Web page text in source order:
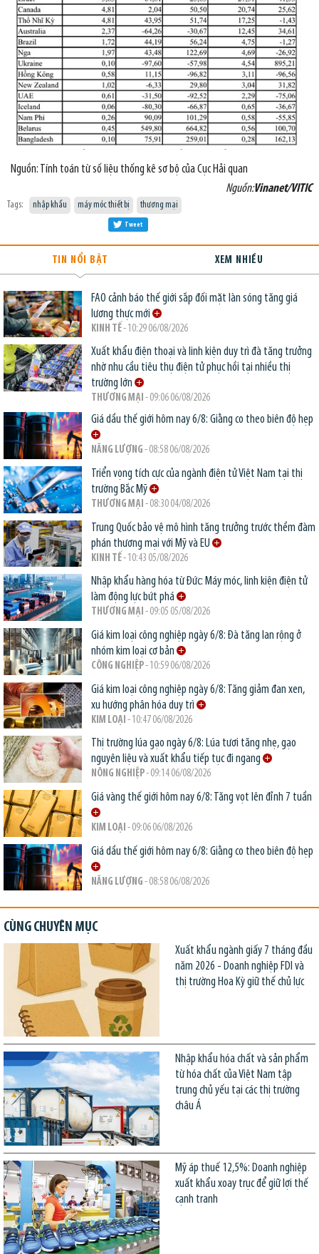
Nguồn: Tính toán từ số liệu thống kê sơ bộ của Cục Hải quan
Nguồn:Vinanet/VITIC
Tags: nhập khẩu máy móc thiết bị thương mại
Tweet
TIN NỔI BẬT XEM NHIỀU
FAO cảnh báo thế giới sắp đối mặt làn sóng tăng giá
lương thực mới
KINH TẾ- 10:29 06/08/2026
Xuất khẩu điện thoại và linh kiện duy trì đà tăng trưởng
nhờ nhu cầu tiêu thụ điện tử phục hồi tại nhiều thị
trường lớn
THƯƠNG MẠI - 09:06 06/08/2026
Giá dầu thế giới hôm nay 6/8: Giằng co theo biên độ hẹp
NĂNG LƯỢNG - 08:58 06/08/2026
Triển vọng tích cực của ngành điện tử Việt Nam tại thị
trường Bắc Mỹ
THƯƠNG MẠI - 08:30 04/08/2026
Trung Quốc bảo vệ mô hình tăng trưởng trước thềm đàm
phán thương mại với Mỹ và EU
KINH TẾ- 10:43 05/08/2026
Nhập khẩu hàng hóa từ Đức: Máy móc, linh kiện điện tử
làm động lực bứt phá
THƯƠNG MẠI - 09:05 05/08/2026
Giá kim loại công nghiệp ngày 6/8: Đà tăng lan rộng ở
nhóm kim loại cơ bản
CÔNG NGHIỆP- 10:59 06/08/2026
Giá kim loại công nghiệp ngày 6/8: Tăng giảm đan xen,
xu hướng phân hóa duy trì
KIM LOẠI - 10:47 06/08/2026
Thị trường lúa gạo ngày 6/8: Lúa tươi tăng nhẹ, gạo
nguyên liệu và xuất khẩu tiếp tục đi ngang
NÔNG NGHIỆP- 09:14 06/08/2026
Giá vàng thế giới hôm nay 6/8: Tăng vọt lên đỉnh 7 tuần
KIM LOẠI - 09:06 06/08/2026
Giá dầu thế giới hôm nay 6/8: Giằng co theo biên độ hẹp
NĂNG LƯỢNG - 08:58 06/08/2026
CÙNG CHUYÊN MỤC
Xuất khẩu ngành giấy 7 tháng đầu
năm 2026 - Doanh nghiệp FDI và
thị trường Hoa Kỳ giữ thế chủ lực
Nhập khẩu hóa chất và sản phẩm
từ hóa chất của Việt Nam tập
trung chủ yếu tại các thị trường
châu Á
Mỹ áp thuế 12,5%: Doanh nghiệp
xuất khẩu xoay trục để giữ lợi thế
cạnh tranh